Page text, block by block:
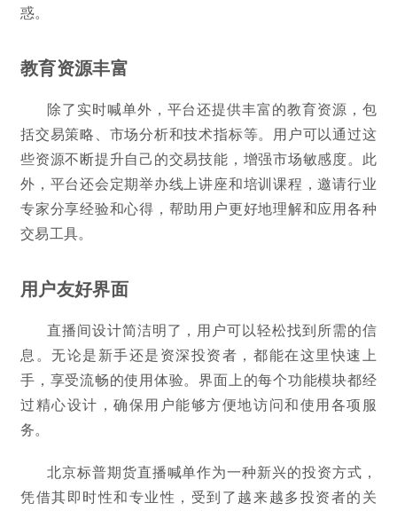
惑。
教育资源丰富
除了实时喊单外，平台还提供丰富的教育资源，包
括交易策略、市场分析和技术指标等。用户可以通过这
些资源不断提升自己的交易技能，增强市场敏感度。此
外，平台还会定期举办线上讲座和培训课程，邀请行业
专家分享经验和心得，帮助用户更好地理解和应用各种
交易工具。
用户友好界面
直播间设计简洁明了，用户可以轻松找到所需的信
息。无论是新手还是资深投资者，都能在这里快速上
手，享受流畅的使用体验。界面上的每个功能模块都经
过精心设计，确保用户能够方便地访问和使用各项服
务。
北京标普期货直播喊单作为一种新兴的投资方式，
凭借其即时性和专业性，受到了越来越多投资者的关